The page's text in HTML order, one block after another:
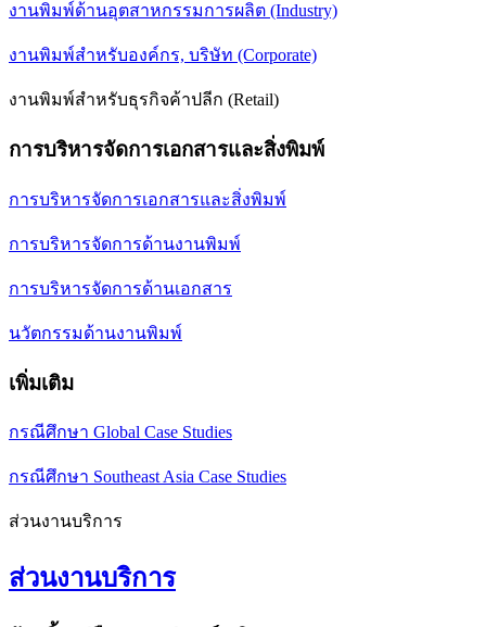
งานพิมพ์ด้านอุตสาหกรรมการผลิต (Industry)
งานพิมพ์สำหรับองค์กร, บริษัท (Corporate)
งานพิมพ์สำหรับธุรกิจค้าปลีก (Retail)
การบริหารจัดการเอกสารและสิ่งพิมพ์
การบริหารจัดการเอกสารและสิ่งพิมพ์
การบริหารจัดการด้านงานพิมพ์
การบริหารจัดการด้านเอกสาร
นวัตกรรมด้านงานพิมพ์
เพิ่มเติม
กรณีศึกษา Global Case Studies
กรณีศึกษา Southeast Asia Case Studies
ส่วนงานบริการ
ส่วนงานบริการ